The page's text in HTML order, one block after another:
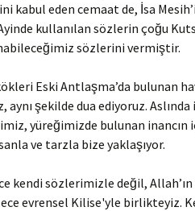
kabul eden cemaat de, İsa
kullanılan sözlerin çoğu
sözlerini vermiştir.
Eski Antlaşma’da bulunan
aynı şekilde dua ediyoruz.
yüreğimizde bulunan inancın
ve tarzla bize yaklaşıyor.
kendi sözlerimizle değil,
evrensel Kilise'yle birlikteyiz.